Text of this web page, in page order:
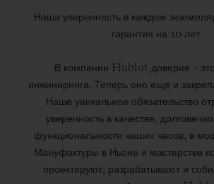
Наша уверенность в каждом
гарантия на 10 лет.
В компании Hublot доверие – это
инжиниринга. Теперь оно еще и
Наше уникальное обязательство
уверенность в качестве,
функциональности наших часов, в
Мануфактуры в Ньоне и мастерстве
проектируют, разрабатывают и